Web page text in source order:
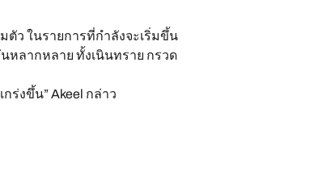
ตัว ในรายการที่กำลังจะเริ่มขึ้น
หลากหลาย ทั้งเนินทราย กรวด
งขึ้น” Akeel กล่าว